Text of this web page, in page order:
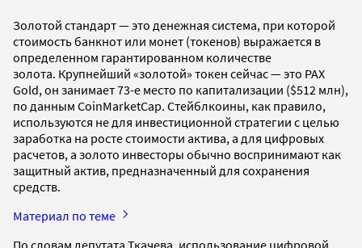
Золотой стандарт — это денежная система, при которой
стоимость банкнот или монет (токенов) выражается в
определенном гарантированном количестве
золота. Крупнейший «золотой» токен сейчас — это PAX
Gold, он занимает 73-е место по капитализации ($512 млн),
по данным CoinMarketCap. Стейблкоины, как правило,
используются не для инвестиционной стратегии с целью
заработка на росте стоимости актива, а для цифровых
расчетов, а золото инвесторы обычно воспринимают как
защитный актив, предназначенный для сохранения
средств.
Материал по теме
По словам депутата Ткачева, использование цифровой